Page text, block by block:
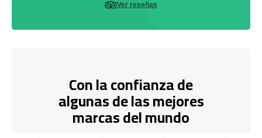
Ver reseñas
Con la confianza de
algunas de las mejores
marcas del mundo